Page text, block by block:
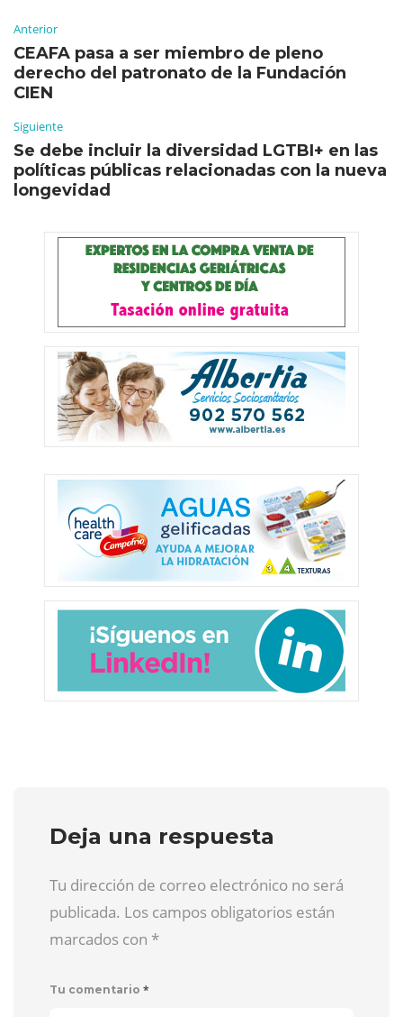
Anterior
CEAFA pasa a ser miembro de pleno
derecho del patronato de la Fundación
CIEN
Siguiente
Se debe incluir la diversidad LGTBI+ en las
políticas públicas relacionadas con la nueva
longevidad
Deja una respuesta
Tu dirección de correo electrónico no será
publicada. Los campos obligatorios están
marcados con *
Tu comentario *